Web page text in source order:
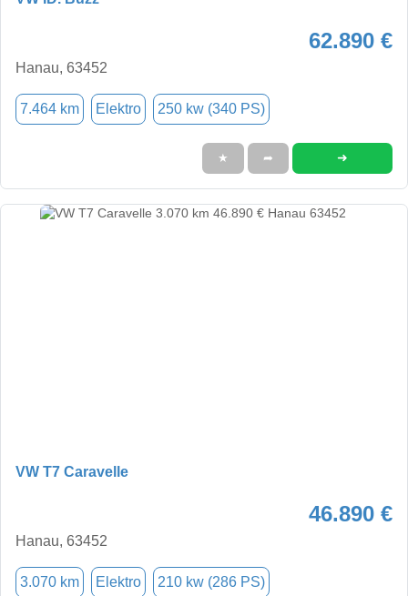
62.890 €
Hanau, 63452
7.464 km Elektro 250 kw (340 PS)
★ ➦ ➜
VW T7 Caravelle
46.890 €
Hanau, 63452
3.070 km Elektro 210 kw (286 PS)